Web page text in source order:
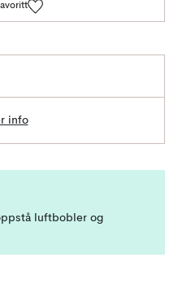
info
luftbobler og